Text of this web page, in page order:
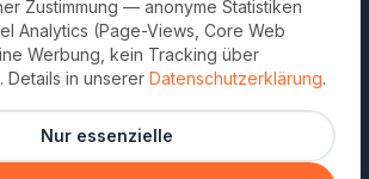
Werbung, kein Tracking über
Details in unserer Datenschutzerklärung
Alle akzeptieren